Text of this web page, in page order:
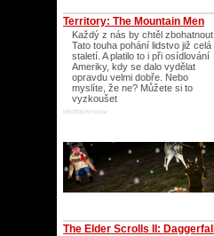
Territory: The Mountain Men
Každý z nás by chtěl zbohatnout.
Tato touha pohání lidstvo již celá
staletí. A platilo to i při osídlování
Ameriky, kdy se dalo vydělat
opravdu velmi dobře. Nebo
myslíte, že ne? Můžete si to
vyzkoušet
ME/2000/XP/Vista/
The Elder Scrolls II: Daggerfall